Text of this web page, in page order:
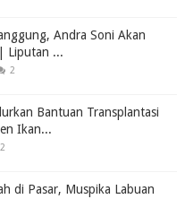
Andra Soni Akan
Liputan ...
2
Bantuan Transplantasi
Ikan...
2
di Pasar, Muspika Labuan